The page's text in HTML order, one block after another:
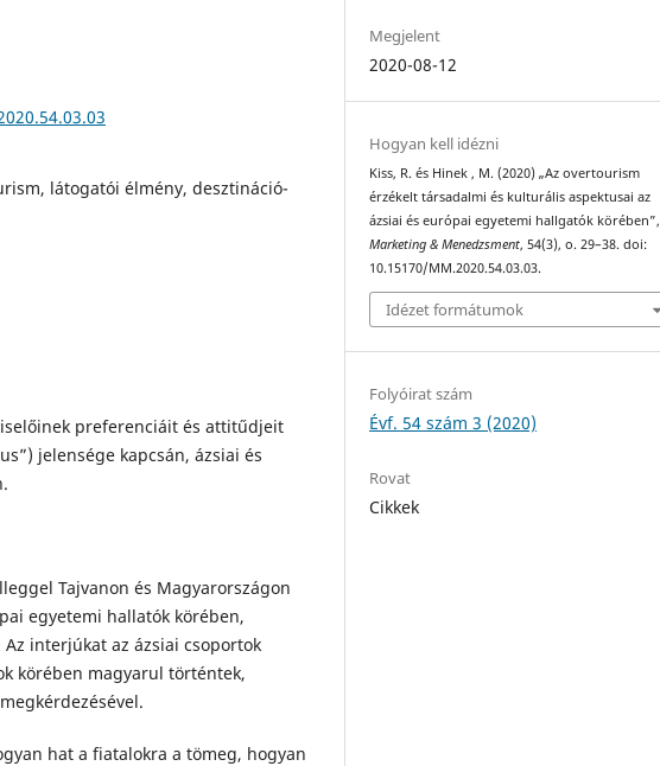
látogatói élmény, desztináció-
preferenciáit és attitűdjeit
jelensége kapcsán, ázsiai és
Tajvanon és Magyarországon
egyetemi hallatók körében,
interjúkat az ázsiai csoportok
körében magyarul történtek,
hat a fiatalokra a tömeg, hogyan
Megjelent
2020-08-12
Hogyan kell idézni
Kiss, R. és Hinek , M. (2020) „Az overtourism
érzékelt társadalmi és kulturális aspektusai az
ázsiai és európai egyetemi hallgatók körében”,
Marketing & Menedzsment, 54(3), o. 29–38. doi:
10.15170/MM.2020.54.03.03.
Idézet formátumok
Folyóirat szám
Évf. 54 szám 3 (2020)
Rovat
Cikkek